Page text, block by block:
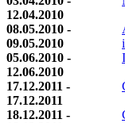
12.04.2010
08.05.2010 -
09.05.2010
05.06.2010 -
12.06.2010
17.12.2011 -
17.12.2011
18.12.2011 -